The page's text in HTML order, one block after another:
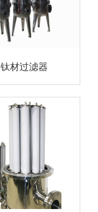
钛材过滤器